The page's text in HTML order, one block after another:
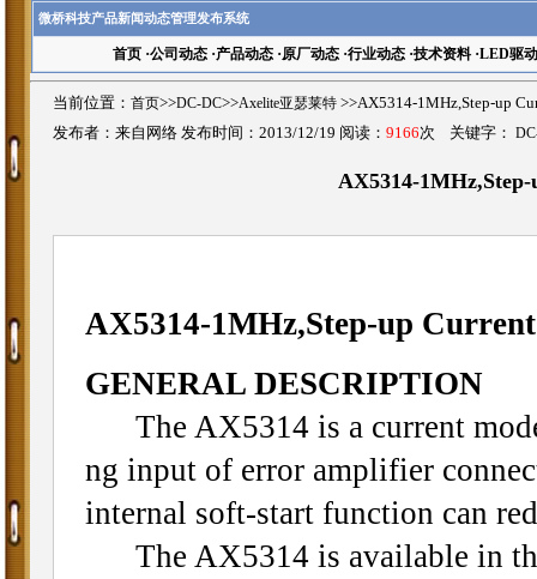
微桥科技产品新闻动态管理发布系统
首页·公司动态·产品动态·原厂动态·行业动态·技术资料·LED驱动
当前位置： 首页>>DC-DC>>Axelite亚瑟莱特 >>AX5314-1MHz,Step-up
发布者：来自网络 发布时间：2013/12/19 阅读： 9166次 关键字：
AX5314-
AX5314-1MHz,Step-up
GENERAL DESCRIPTION
The AX5314 is a current
ng input of error amplifier
internal soft-start function can
The AX5314 is available in